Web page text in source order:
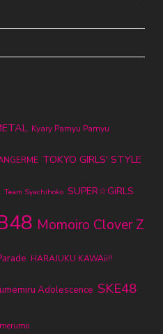
Kyary Pamyu Pamyu
TOKYO GIRLS' STYLE
Team Syachihoko SUPER☆GiRLS
Momoiro Clover Z
HARAJUKU KAWAii!!
Adolescence SKE48